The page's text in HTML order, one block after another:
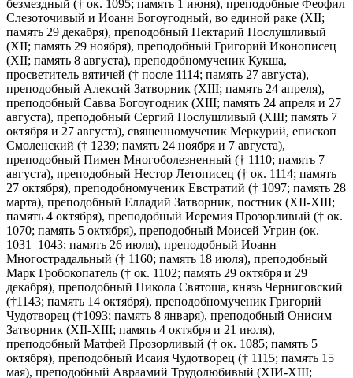
безмездный († ок. 1095; память 1 июня), преподобные Феофил
Слезоточивый и Иоанн Богоугодный, во единой раке (XII;
память 29 декабря), преподобный Нектарий Послушливый
(XII; память 29 ноября), преподобный Григорий Иконописец
(XII; память 8 августа), преподобномученик Кукша,
просветитель вятичей († после 1114; память 27 августа),
преподобный Алексий Затворник (XIII; память 24 апреля),
преподобный Савва Богоугодник (XIII; память 24 апреля и 27
августа), преподобный Сергий Послушливый (XIII; память 7
октября и 27 августа), священномученик Меркурий, епископ
Смоленский († 1239; память 24 ноября и 7 августа),
преподобный Пимен Многоболезненный († 1110; память 7
августа), преподобный Нестор Летописец († ок. 1114; память
27 октября), преподобномученик Евстратий († 1097; память 28
марта), преподобный Елладий Затворник, постник (ХII-ХIII;
память 4 октября), преподобный Иеремия Прозорливый († ок.
1070; память 5 октября), преподобный Моисей Угрин (ок.
1031–1043; память 26 июля), преподобный Иоанн
Многострадальный († 1160; память 18 июля), преподобный
Марк Гробокопатель († ок. 1102; память 29 октября и 29
декабря), преподобный Никола Святоша, князь Черниговский
(†1143; память 14 октября), преподобномученик Григорий
Чудотворец (†1093; память 8 января), преподобный Онисим
Затворник (ХII-XIII; память 4 октября и 21 июля),
преподобный Матфей Прозорливый († ок. 1085; память 5
октября), преподобный Исаия Чудотворец († 1115; память 15
мая), преподобный Авраамий Трудолюбивый (ХIИ-XIII;